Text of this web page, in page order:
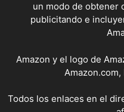
un modo de obtener
publicitando e
Amazon y el logo de
Todos los enlaces en el